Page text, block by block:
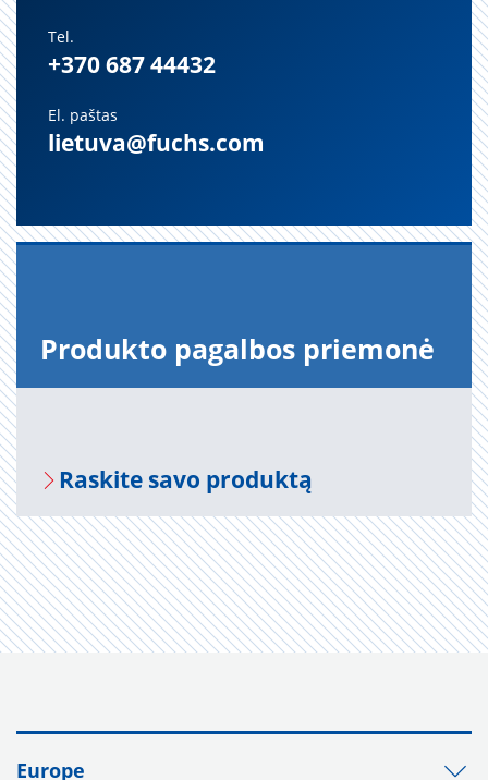
Tel.
+370 687 44432
El. paštas
lietuva@fuchs.com
Pro­duk­to pa­gal­bos prie­mo­nė
Ra­s­ki­te savo pro­duk­tą
Europe